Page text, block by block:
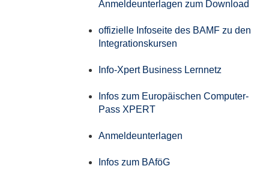
Anmeldeunterlagen zum Download
offizielle Infoseite des BAMF zu den
Integrationskursen
Info-Xpert Business Lernnetz
Infos zum Europäischen Computer-
Pass XPERT
Anmeldeunterlagen
Infos zum BAföG